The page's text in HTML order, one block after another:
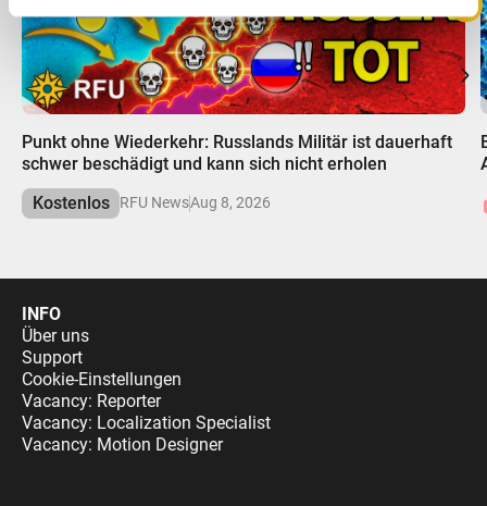
Punkt ohne Wiederkehr: Russlands Militär ist dauerhaft
schwer beschädigt und kann sich nicht erholen
Kostenlos
RFU NewsAug 8, 2026
INFO
Über uns
Support
Cookie-Einstellungen
Vacancy: Reporter
Vacancy: Localization Specialist
Vacancy: Motion Designer